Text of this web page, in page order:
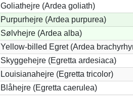
Goliathejre (Ardea goliath)
Purpurhejre (Ardea purpurea)
Sølvhejre (Ardea alba)
Yellow-billed Egret (Ardea
Skyggehejre (Egretta ardesiaca)
Louisianahejre (Egretta tricolor)
Blåhejre (Egretta caerulea)